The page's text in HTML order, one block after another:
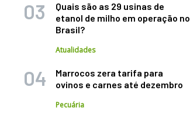
Quais são as 29 usinas de
etanol de milho em operação no
Brasil?
Atualidades
Marrocos zera tarifa para
ovinos e carnes até dezembro
Pecuária